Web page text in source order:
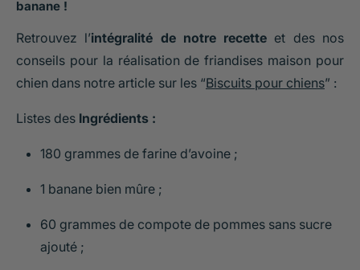
banane !
Retrouvez l’intégralité de notre recette et des nos
conseils pour la réalisation de friandises maison pour
chien dans notre article sur les “Biscuits pour chiens” :
Listes des Ingrédients :
180 grammes de farine d’avoine ;
1 banane bien mûre ;
60 grammes de compote de pommes sans sucre
ajouté ;